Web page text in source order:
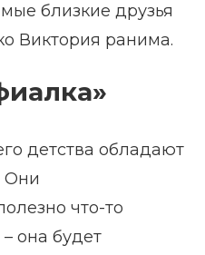
близкие друзья
Виктория ранима.
детства обладают
Они
что-то
она будет